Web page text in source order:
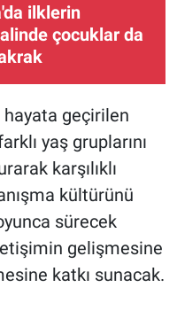
ilklerin
çocuklar da
hayata geçirilen
yaş gruplarını
karşılıklı
kültürünü
sürecek
gelişmesine
katkı sunacak.